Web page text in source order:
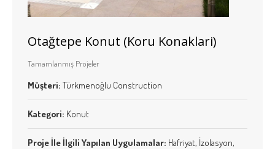
Otağtepe Konut (Koru Konaklari)
Tamamlanmış Projeler
Müşteri: Türkmenoğlu Construction
Kategori: Konut
Proje İle İlgili Yapılan Uygulamalar: Hafriyat, İzolasyon,